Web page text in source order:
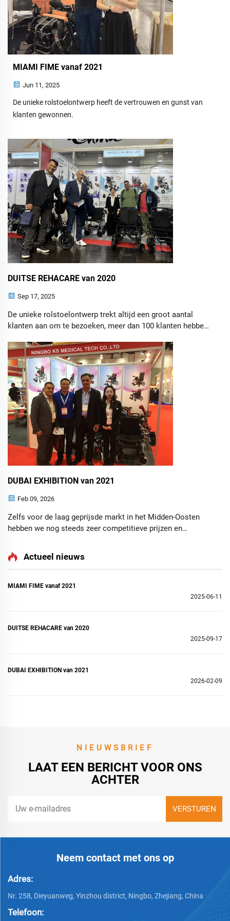
MIAMI FIME vanaf 2021
Jun 11, 2025
De unieke rolstoelontwerp heeft de vertrouwen en gunst van
klanten gewonnen.
DUITSE REHACARE van 2020
Sep 17, 2025
De unieke rolstoelontwerp trekt altijd een groot aantal
klanten aan om te bezoeken, meer dan 100 klanten hebben
DUBAI EXHIBITION van 2021
Feb 09, 2026
Zelfs voor de laag geprijsde markt in het Midden-Oosten
hebben we nog steeds zeer competitieve prijzen en
veroveren
Actueel nieuws
MIAMI FIME vanaf 2021
2025-06-11
DUITSE REHACARE van 2020
2025-09-17
DUBAI EXHIBITION van 2021
2026-02-09
NIEUWSBRIEF
LAAT EEN BERICHT VOOR ONS
ACHTER
Neem contact met ons op
Adres:
Nr. 258, Dieyuanweg, Yinzhou district, Ningbo, Zhejiang, China
Telefoon: